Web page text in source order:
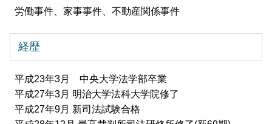
労働事件、家事事件、不動産関係事件
経歴
平成23年3月 中央大学法学部卒業
平成27年3月 明治大学法科大学院修了
平成27年9月 新司法試験合格